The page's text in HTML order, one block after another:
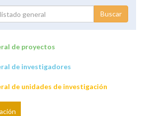
investigación
de proyectos
de investigadores
de unidades de investigación